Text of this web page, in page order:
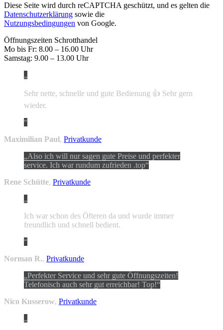
Diese Seite wird durch reCAPTCHA geschützt, und es gelten die
Datenschutzerklärung sowie die
Nutzungsbedingungen von Google.
Öffnungszeiten Schrotthandel
Mo bis Fr: 8.00 – 16.00 Uhr
Samstag: 9.00 – 13.00 Uhr
Sehr nette, schnelle und gute Bedienung 👍 Sehr gern
wieder.
Maximilian Paul, Privatkunde
Also ich will nur sagen gute Preise und perfekter
service. Ich war rundum zufrieden .top
Rene Schütte, Privatkunde
Ich war schon des Öfteren da und wurde immer
freundlich und schnell bedient.
Norman R., Privatkunde
Perfekter Service und sehr gute Öffnungszeiten!
Telefonisch auch sehr gut erreichbar! Top!
Nico Kusserow, Privatkunde